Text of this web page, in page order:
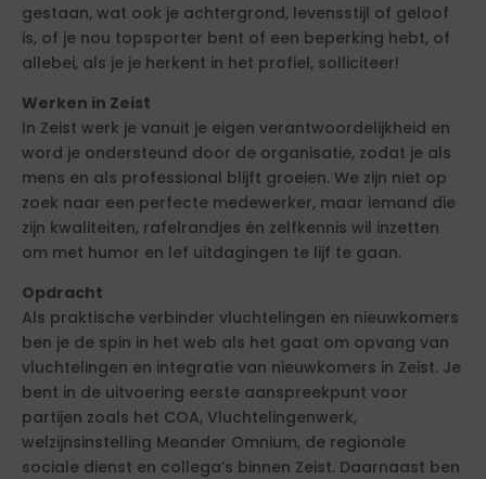
gestaan, wat ook je achtergrond, levensstijl of geloof
is, of je nou topsporter bent of een beperking hebt, of
allebei, als je je herkent in het profiel, solliciteer!
Werken in Zeist
In Zeist werk je vanuit je eigen verantwoordelijkheid en
word je ondersteund door de organisatie, zodat je als
mens en als professional blijft groeien. We zijn niet op
zoek naar een perfecte medewerker, maar iemand die
zijn kwaliteiten, rafelrandjes én zelfkennis wil inzetten
om met humor en lef uitdagingen te lijf te gaan.
Opdracht
Als praktische verbinder vluchtelingen en nieuwkomers
ben je de spin in het web als het gaat om opvang van
vluchtelingen en integratie van nieuwkomers in Zeist. Je
bent in de uitvoering eerste aanspreekpunt voor
partijen zoals het COA, Vluchtelingenwerk,
welzijnsinstelling Meander Omnium, de regionale
sociale dienst en collega’s binnen Zeist. Daarnaast ben